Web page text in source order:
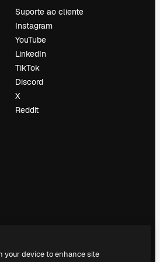
Suporte ao cliente
Instagram
YouTube
LinkedIn
TikTok
Discord
X
Reddit
your device to enhance site